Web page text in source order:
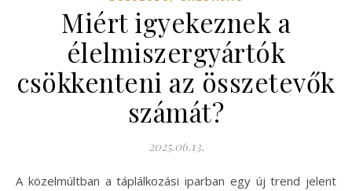
Miért igyekeznek a
élelmiszergyártók
csökkenteni az összetevők
számát?
2025.06.13.
A közelmúltban a táplálkozási iparban egy új trend jelent